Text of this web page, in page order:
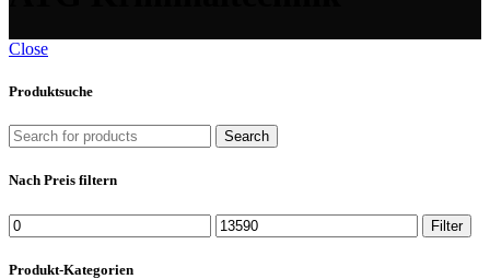
Close
Produktsuche
Search
Nach Preis filtern
Min.
Preis
Max.
Preis
Filter
Produkt-Kategorien